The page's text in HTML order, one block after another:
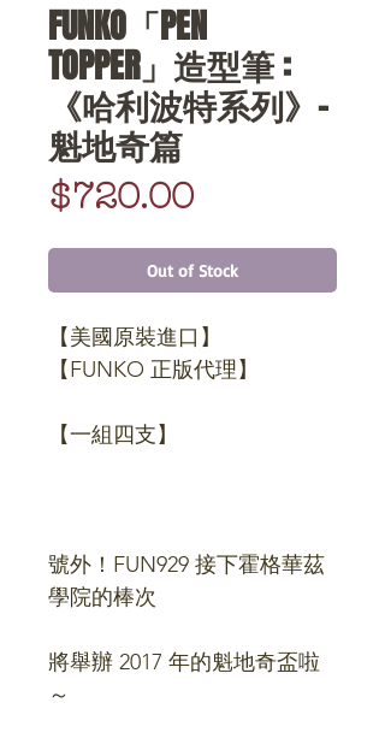
FUNKO「PEN
TOPPER」造型筆 :
《哈利波特系列》-
魁地奇篇
$720.00Price
Out of Stock
【美國原裝進口】
【FUNKO 正版代理】
【一組四支】
號外！FUN929 接下霍格華茲
學院的棒次
將舉辦 2017 年的魁地奇盃啦
～